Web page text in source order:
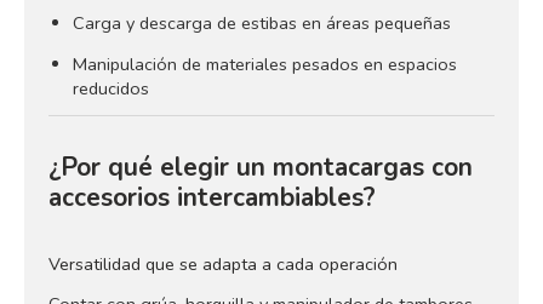
Carga y descarga de estibas en áreas pequeñas
Manipulación de materiales pesados en espacios
reducidos
¿Por qué elegir un montacargas con
accesorios intercambiables?
Versatilidad que se adapta a cada operación